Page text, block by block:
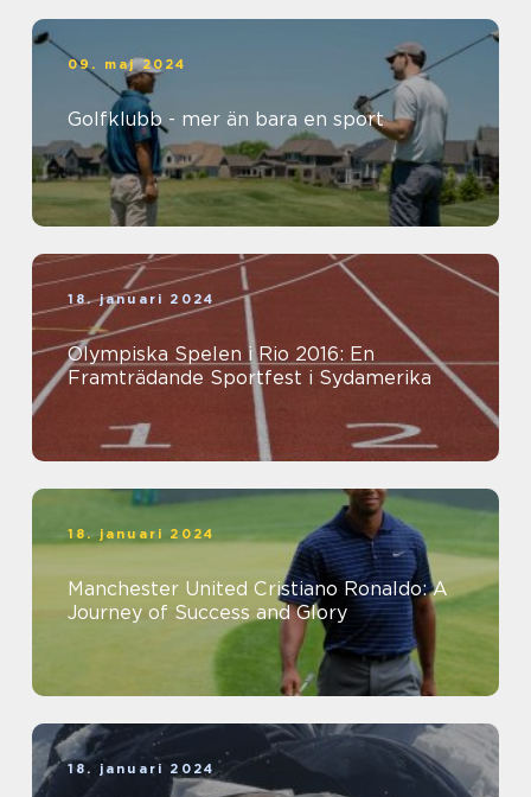
09. maj 2024
Golfklubb - mer än bara en sport
18. januari 2024
Olympiska Spelen i Rio 2016: En
Framträdande Sportfest i Sydamerika
18. januari 2024
Manchester United Cristiano Ronaldo: A
Journey of Success and Glory
18. januari 2024